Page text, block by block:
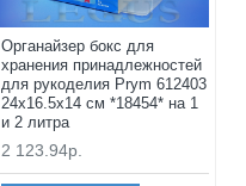
Органайзер бокс для
хранения принадлежностей
для рукоделия Prym 612403
24х16.5х14 см *18454* на 1
и 2 литра
2 123.94р.